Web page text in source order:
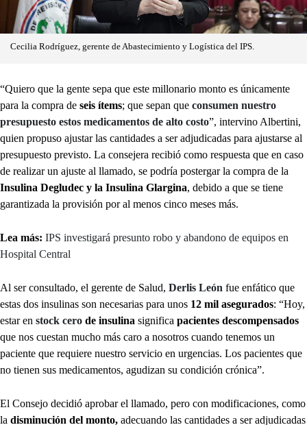
Cecilia Rodríguez, gerente de Abastecimiento y Logística del IPS.
“Quiero que la gente sepa que este millonario monto es únicamente
para la compra de seis ítems; que sepan que consumen nuestro
presupuesto estos medicamentos de alto costo”, intervino Albertini,
quien propuso ajustar las cantidades a ser adjudicadas para ajustarse al
presupuesto previsto. La consejera recibió como respuesta que en caso
de realizar un ajuste al llamado, se podría postergar la compra de la
Insulina Degludec y la Insulina Glargina, debido a que se tiene
garantizada la provisión por al menos cinco meses más.
Lea más: IPS investigará presunto robo y abandono de equipos en
Hospital Central
Al ser consultado, el gerente de Salud, Derlis León fue enfático que
estas dos insulinas son necesarias para unos 12 mil asegurados: “Hoy,
estar en stock cero de insulina significa pacientes descompensados
que nos cuestan mucho más caro a nosotros cuando tenemos un
paciente que requiere nuestro servicio en urgencias. Los pacientes que
no tienen sus medicamentos, agudizan su condición crónica”.
El Consejo decidió aprobar el llamado, pero con modificaciones, como
la disminución del monto, adecuando las cantidades a ser adjudicadas